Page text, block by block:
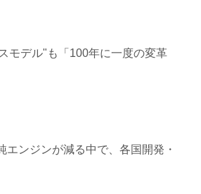
モデル"も「100年に一度の変革
ンジンが減る中で、各国開発・